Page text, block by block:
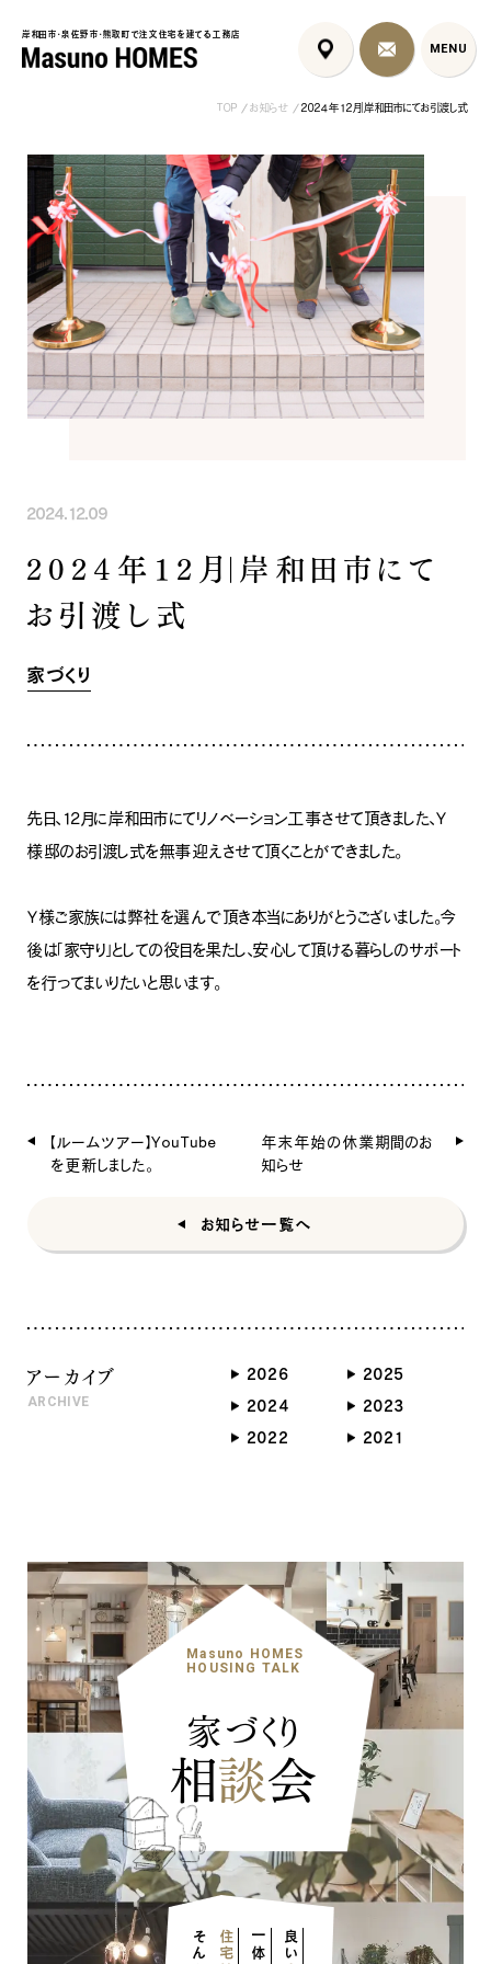
岸和田市・泉佐野市・熊取町で注文住宅を建てる工務店
MENU
MENU
岸和田市・泉佐野市・熊取町で注文住宅を建てる工務店
泉佐野市の北欧デザイン注文
住宅｜自然素材と...
泉佐野市の共働き夫婦向け注
文住宅｜家事ラク...
はじめに
5つの約束
標準仕様
家づくりの流れ
施工事例
INFORMATION
イベント情報
社長ブログ
スタッフブログ
家づくり相談会
会社紹介
スタッフ紹介
家づくり相談会 カタログ請求
TOP お知らせ 2024年12月｜岸和田市にてお引渡し式
2024.12.09
2024年12月｜岸和田市にて
お引渡し式
家づくり
先日、12月に岸和田市にてリノベーション工事させて頂きました、Y
様邸のお引渡し式を無事迎えさせて頂くことができました。
Y様ご家族には弊社を選んで頂き本当にありがとうございました。今
後は「家守り」としての役目を果たし、安心して頂ける暮らしのサポート
を行ってまいりたいと思います。
【ルームツアー】YouTube
を更新しました。
年末年始の休業期間のお
知らせ
お知らせ一覧へ
アーカイブ
ARCHIVE
2026
2025
2024
2023
2022
2021
Masuno HOMES
HOUSING TALK
家づくり
相談会
一体 良い